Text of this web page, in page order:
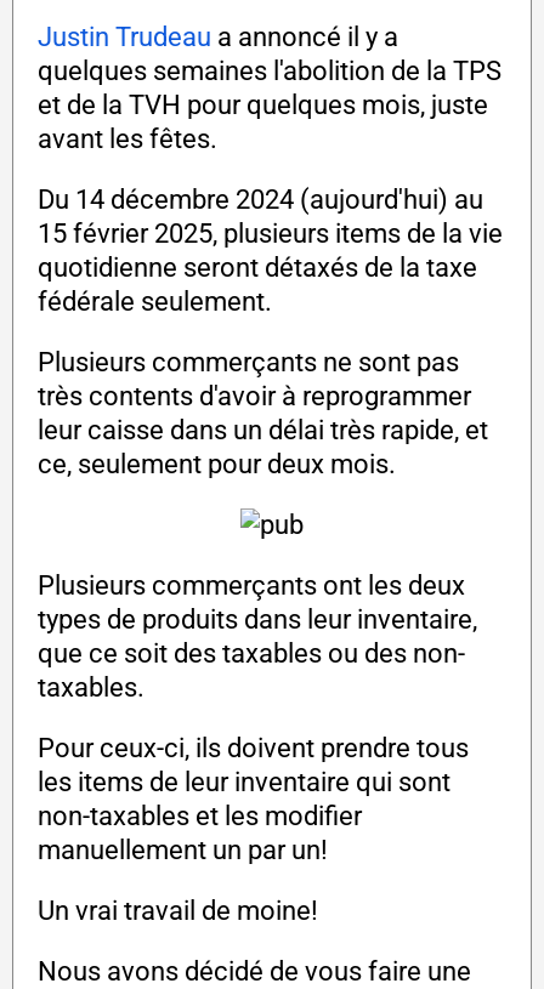
Justin Trudeau a annoncé il y a
quelques semaines l'abolition de la TPS
et de la TVH pour quelques mois, juste
avant les fêtes.
Du 14 décembre 2024 (aujourd'hui) au
15 février 2025, plusieurs items de la vie
quotidienne seront détaxés de la taxe
fédérale seulement.
Plusieurs commerçants ne sont pas
très contents d'avoir à reprogrammer
leur caisse dans un délai très rapide, et
ce, seulement pour deux mois.
Plusieurs commerçants ont les deux
types de produits dans leur inventaire,
que ce soit des taxables ou des non-
taxables.
Pour ceux-ci, ils doivent prendre tous
les items de leur inventaire qui sont
non-taxables et les modifier
manuellement un par un!
Un vrai travail de moine!
Nous avons décidé de vous faire une